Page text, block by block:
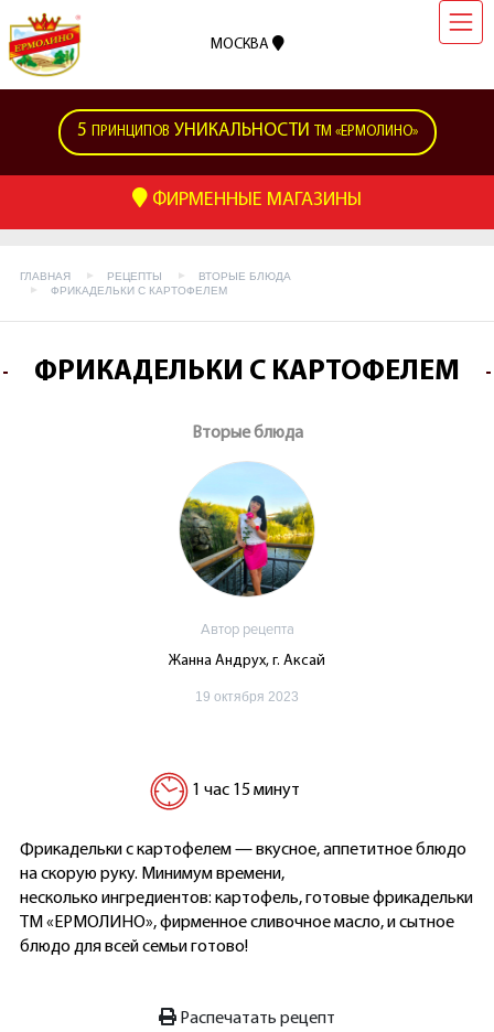
МОСКВА
5 ПРИНЦИПОВ УНИКАЛЬНОСТИ ТМ «ЕРМОЛИНО»
ФИРМЕННЫЕ МАГАЗИНЫ
ГЛАВНАЯ РЕЦЕПТЫ
ВТОРЫЕ БЛЮДА
ФРИКАДЕЛЬКИ С КАРТОФЕЛЕМ
ФРИКАДЕЛЬКИ С КАРТОФЕЛЕМ
Вторые блюда
Автор рецепта
Жанна Андрух, г. Аксай
19 октября 2023
1 час 15 минут
Фрикадельки с картофелем — вкусное, аппетитное блюдо
на скорую руку. Минимум времени,
несколько ингредиентов: картофель, готовые фрикадельки
ТМ «ЕРМОЛИНО», фирменное сливочное масло, и сытное
блюдо для всей семьи готово!
Распечатать рецепт